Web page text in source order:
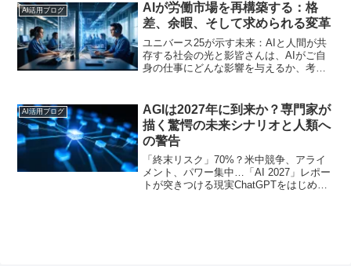
AI活用ブログ
AIが労働市場を再構築する：格
差、余暇、そして求められる変革
ユニバース25が示す未来：AIと人間が共
存する社会の光と影皆さんは、AIがご自
身の仕事にどんな影響を与えるか、考え
会のあり方そのものを大きく変えようと
しています。AIに...
AI活用ブログ
AGIは2027年に到来か？専門家が
描く驚愕の未来シナリオと人類へ
の警告
「終末リスク」70%？米中競争、アライ
メント、パワー集中…「AI 2027」レポー
トが突きつける現実ChatGPTをはじめと